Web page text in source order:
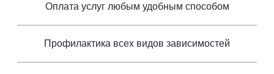
Оплата услуг любым удобным способом
Профилактика всех видов зависимостей